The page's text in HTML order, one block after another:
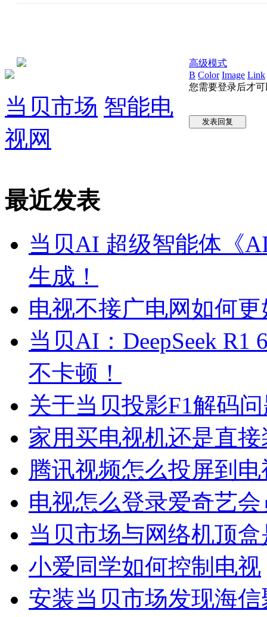
高级模式
B Color Image Link
您需要登录后才
发表回复
当贝市场 智能电
视网
最近发表
当贝AI 超级智能体《
生成！
电视不接广电网如何
当贝AI：DeepSeek
不卡顿！
关于当贝投影F1解码
家用买电视机还是直
腾讯视频怎么投屏到电
电视怎么登录爱奇艺会
当贝市场与网络机顶
小爱同学如何控制电视
安装当贝市场发现海